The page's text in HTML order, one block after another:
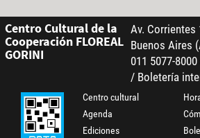
Centro Cultural de la
Cooperación FLOREAL
GORINI
Av. Corrientes
Buenos Aires
011 5077-
/ Boletería
Centro cultural
Agenda
Ediciones